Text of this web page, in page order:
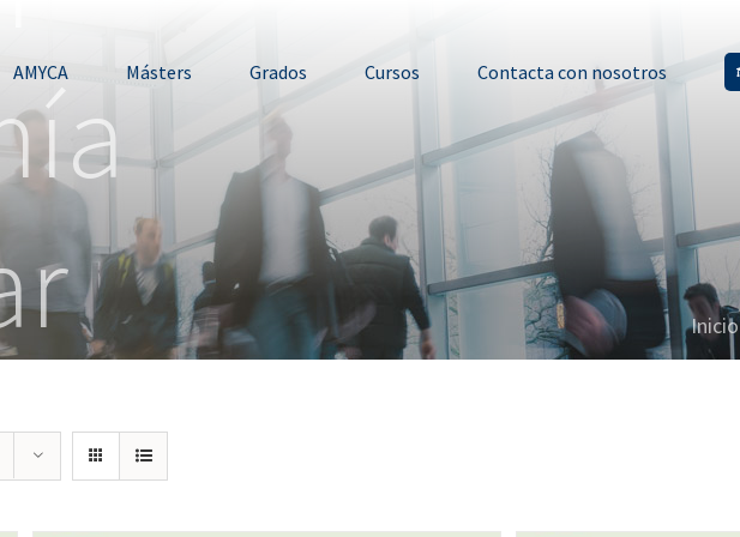
AMYCA Másters Grados Cursos Contacta con nosotros
Inicio